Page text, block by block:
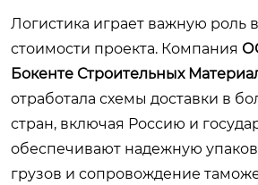
Логистика играет важную роль
стоимости проекта. Компания
Бокенте Строительных
отработала схемы доставки в
стран, включая Россию и
обеспечивают надежную
грузов и сопровождение